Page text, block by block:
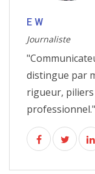
E W
Journaliste
distingue par
rigueur,
professionnel."